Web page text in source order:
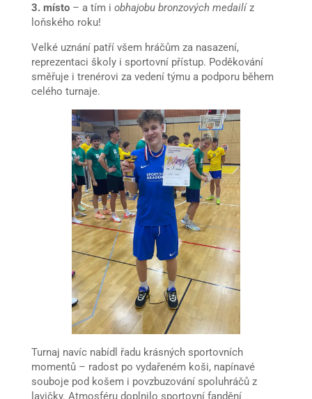
3. místo– a tím i obhajobu bronzových medailíz
loňského roku!
Velké uznání patří všem hráčům za nasazení,
reprezentaci školy i sportovní přístup. Poděkování
směřuje i trenérovi za vedení týmu a podporu během
celého turnaje.
Turnaj navíc nabídl řadu krásných sportovních
momentů – radost po vydařeném koši, napínavé
souboje pod košem i povzbuzování spoluhráčů z
lavičky. Atmosféru doplnilo sportovní fandění